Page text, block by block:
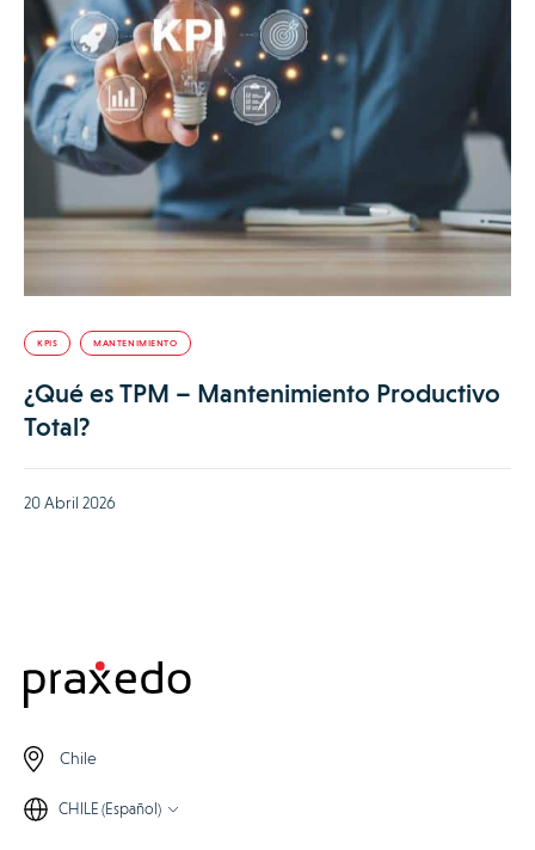
KPIS MANTENIMIENTO
¿Qué es TPM – Mantenimiento Productivo
Total?
20 Abril 2026
Chile
CHILE (Español)